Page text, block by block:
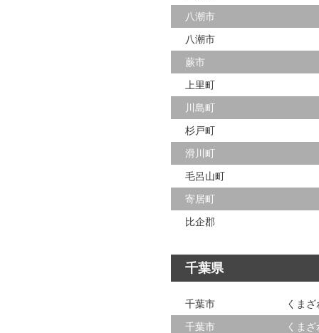
八潮市
八潮市
蕨市
上里町
川島町
杉戸町
滑川町
毛呂山町
寄居町
比企郡
千葉県
千葉市
くま
千葉市
くま